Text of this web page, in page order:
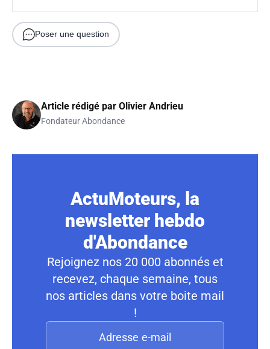
Poser une question
Article rédigé par Olivier Andrieu
Fondateur Abondance
ActuMoteurs, la
newsletter hebdo
d'Abondance
Rejoignez nos 20 000 abonnés et
recevez, chaque semaine, tous
nos articles dans votre boite mail
!